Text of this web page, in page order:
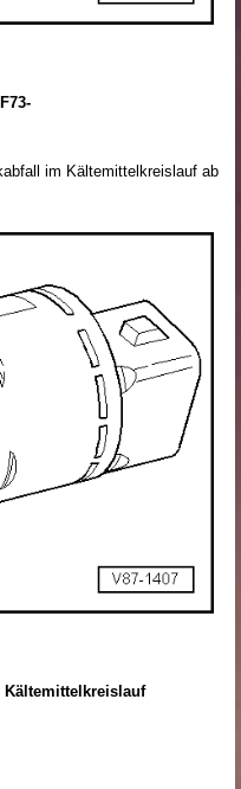
im Kältemittelkreislauf ab